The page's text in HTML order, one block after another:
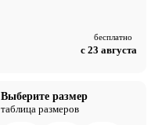
бесплатно
с 23 августа
Выберите размер
таблица размеров